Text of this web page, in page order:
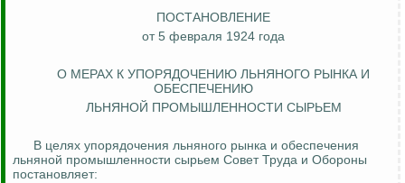
ПОСТАНОВЛЕНИЕ
от 5 февраля 1924 года
О МЕРАХ К УПОРЯДОЧЕНИЮ ЛЬНЯНОГО РЫНКА И
ОБЕСПЕЧЕНИЮ
ЛЬНЯНОЙ ПРОМЫШЛЕННОСТИ СЫРЬЕМ
В целях упорядочения льняного рынка и обеспечения
льняной промышленности сырьем Совет Труда и Обороны
постановляет: